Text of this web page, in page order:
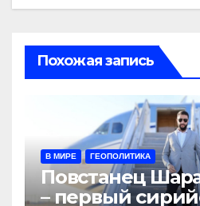
Похожая запись
В МИРЕ ГЕОПОЛИТИКА
Повстанец
– первый